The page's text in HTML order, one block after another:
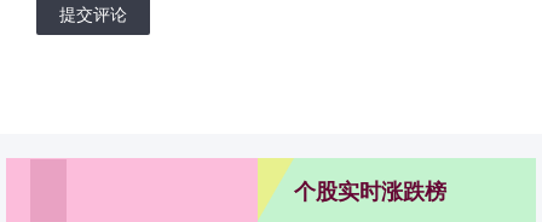
提交评论
个股实时涨跌榜